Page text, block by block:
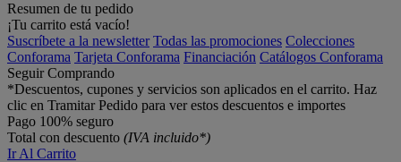
Resumen de tu pedido
¡Tu carrito está vacío!
Suscríbete a la newsletter Todas las promociones Colecciones
Conforama Tarjeta Conforama Financiación Catálogos Conforama
Seguir Comprando
*Descuentos, cupones y servicios son aplicados en el carrito. Haz
clic en Tramitar Pedido para ver estos descuentos e importes
Pago 100% seguro
Total con descuento (IVA incluido*)
Ir Al Carrito